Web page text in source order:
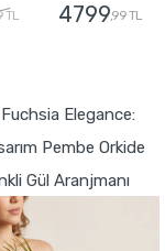
TL 4799,99 TL
Elegance:
Pembe Orkide
Gül Aranjmanı